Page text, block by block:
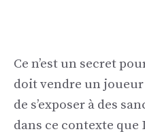
Ce n’est un secret
doit vendre un
de s’exposer à des
dans ce contexte que